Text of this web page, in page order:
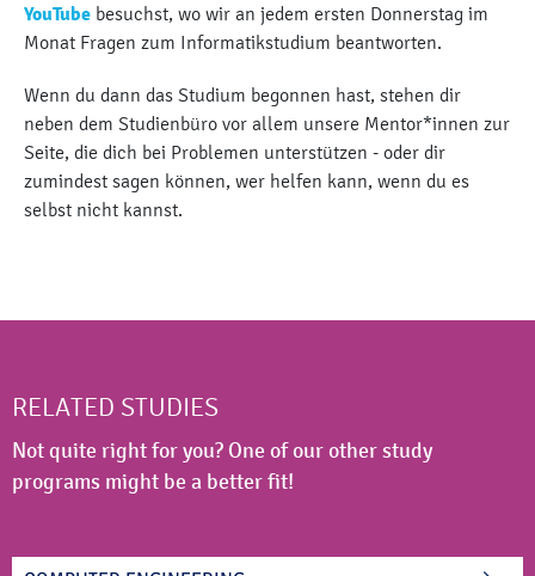
YouTube besuchst, wo wir an jedem ersten Donnerstag im
Monat Fragen zum Informatikstudium beantworten.
Wenn du dann das Studium begonnen hast, stehen dir
neben dem Studienbüro vor allem unsere Mentor*innen zur
Seite, die dich bei Problemen unterstützen - oder dir
zumindest sagen können, wer helfen kann, wenn du es
selbst nicht kannst.
RELATED STUDIES
Not quite right for you? One of our other study
programs might be a better fit!